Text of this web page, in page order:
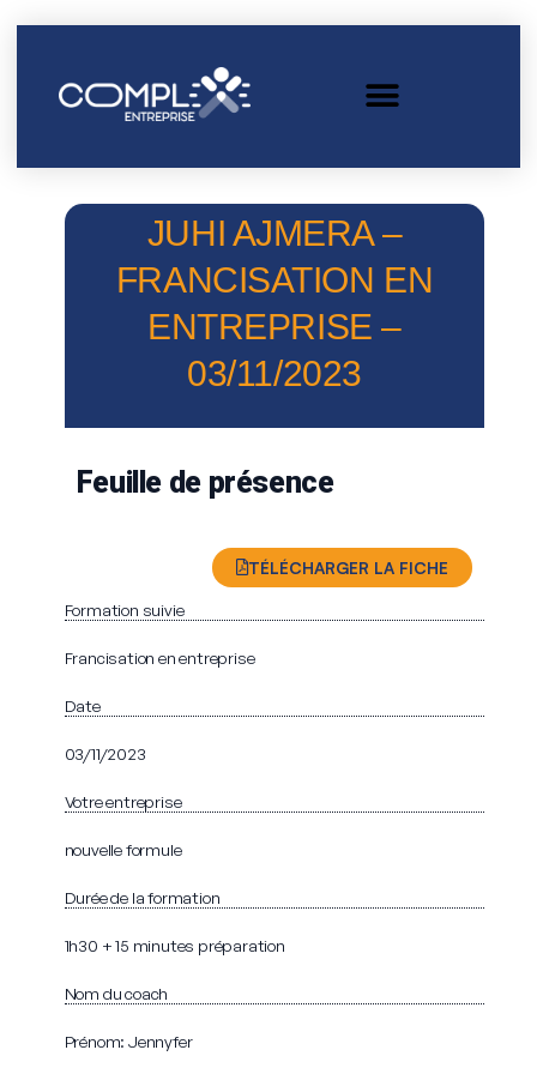
JUHI AJMERA –
FRANCISATION EN
ENTREPRISE –
03/11/2023
Feuille de présence
TÉLÉCHARGER LA FICHE
Formation suivie
Francisation en entreprise
Date
03/11/2023
Votre entreprise
nouvelle formule
Durée de la formation
1h30 + 15 minutes préparation
Nom du coach
Prénom: Jennyfer